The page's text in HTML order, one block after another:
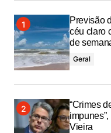
Previsão
céu claro
de
Geral
“Crimes
Vieira